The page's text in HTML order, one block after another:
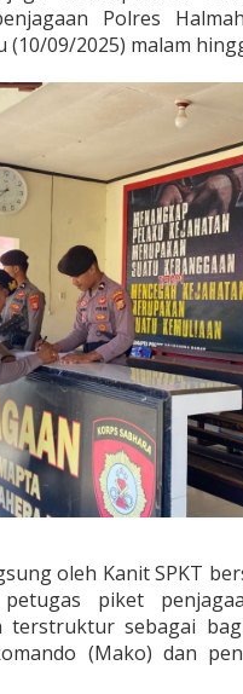
Polres
(10/09/2025) malam
oleh Kanit SPKT
piket
terstruktur sebagai
(Mako) dan